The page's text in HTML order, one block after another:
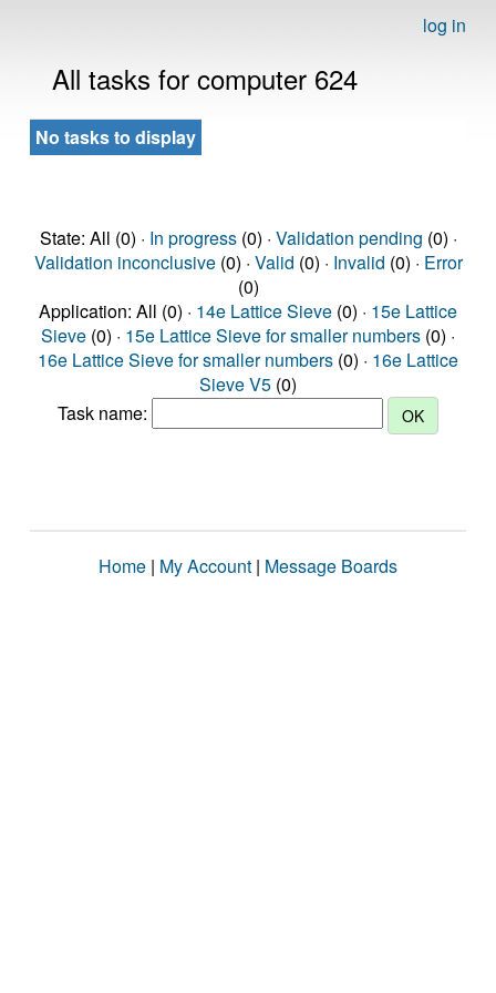
log in
All tasks for computer 624
No tasks to display
State: All (0) · In progress(0) · Validation pending (0) ·
Validation inconclusive(0) · Valid (0) · Invalid (0) · Error
(0)
Application: All (0) · 14e Lattice Sieve (0) · 15e Lattice
Sieve (0) · 15e Lattice Sieve for smaller numbers (0) ·
16e Lattice Sieve for smaller numbers (0) · 16e Lattice
Sieve V5 (0)
Task name:
Home | My Account | Message Boards